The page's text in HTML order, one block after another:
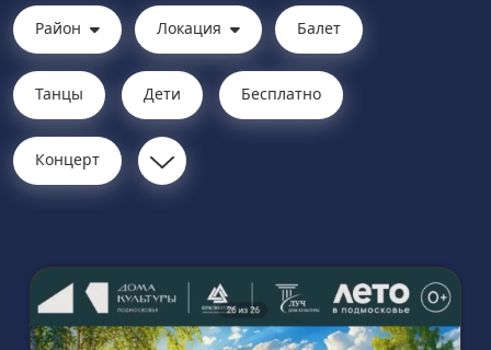
Район Локация Балет
Танцы Дети Бесплатно
Концерт